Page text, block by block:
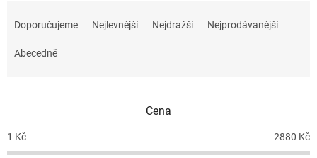
o
d
Doporučujeme Nejlevnější Nejdražší Nejprodávanější
Abecedně
Cena
1 Kč 2880 Kč